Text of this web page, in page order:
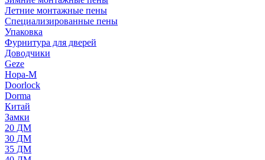
Летние монтажные пены
Специализированные пены
Упаковка
Фурнитура для дверей
Доводчики
Geze
Нора-М
Doorlock
Dorma
Китай
Замки
20 ДМ
30 ДМ
35 ДМ